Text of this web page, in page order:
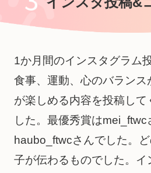
1か月間のインスタグラム
食事、運動、心のバランス
が楽しめる内容を投稿して
した。最優秀賞はmei_ftwc
haubo_ftwcさんでした。
子が伝わるものでした。イ